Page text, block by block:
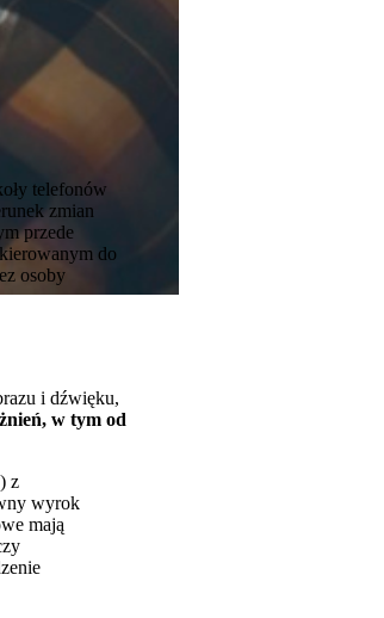
telefonów
zmian
przede
do
osoby
i dźwięku,
w tym od
z
wyrok
mają